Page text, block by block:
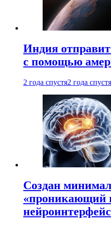
Индия
с помощью
2 года спустя2 года спустя
Создан
«проникающий
нейроинтерфейс